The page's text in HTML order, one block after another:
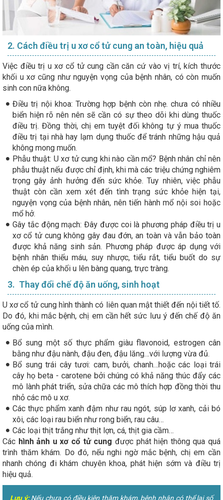
2. Cách điều trị u xơ cổ tử cung an toàn, hiệu quả
Việc điều trị u xơ cổ tử cung cần căn cứ vào vị trí, kích thước
khối u xơ cũng như nguyện vọng của bệnh nhân, có còn muốn
sinh con nữa không.
Điều trị nội khoa: Trường hợp bệnh còn nhẹ. chưa có nhiều
biển hiện rõ nên nên sẽ cần có sự theo dõi khi dùng thuốc
điều trị. Đồng thời, chị em tuyệt đối không tự ý mua thuốc
điều trị tại nhà hay lạm dụng thuốc để tránh những hậu quả
không mong muốn.
Phẫu thuật: U xơ tử cung khi nào cần mổ? Bệnh nhân chỉ nên
phẫu thuật nếu được chỉ định, khi mà các triệu chứng nghiêm
trọng gây ảnh hưởng đến sức khỏe. Tuy nhiên, việc phẫu
thuật còn cần xem xét đến tình trạng sức khỏe hiện tại,
nguyện vọng của bệnh nhân, nên tiến hành mổ nội soi hoặc
mổ hở.
Gây tắc động mạch: Đây được coi là phương pháp điều trị u
xơ cổ tử cung không gây đau đớn, an toàn và vẫn bảo toàn
được khả năng sinh sản. Phương pháp được áp dụng với
bệnh nhân thiếu máu, suy nhược, tiểu rắt, tiểu buốt do sự
chèn ép của khối u lên bàng quang, trực tràng.
3. Thay đổi chế độ ăn uống, sinh hoạt
U xơ cổ tử cung hình thành có liên quan mật thiết đến nội tiết tố.
Do đó, khi mắc bệnh, chị em cần hết sức lưu ý đến chế độ ăn
uống của mình.
Bổ sung một số thực phẩm giàu flavonoid, estrogen cân
bằng như đậu nành, đậu đen, đậu lăng…với lượng vừa đủ.
Bổ sung trái cây tươi: cam, bưởi, chanh…hoặc các loại trái
cây họ beta - carotene bởi chúng có khả năng thúc đẩy các
mô lành phát triển, sửa chữa các mô thích hợp đồng thời thu
nhỏ các mô u xơ.
Các thực phẩm xanh đậm như rau ngót, súp lơ xanh, cải bó
xôi, các loại rau biển như rong biển, rau câu…
Các loại thịt trắng như thịt lợn, cá, thịt gia cầm…
Các hình ảnh u xơ cổ tử cung được phát hiện thông qua quá
trình thăm khám. Do đó, nếu nghi ngờ mắc bệnh, chị em cần
nhanh chóng đi khám chuyên khoa, phát hiện sớm và điều trị
hiệu quả.
Lưu ý:Nếu chưa có điều kiện thăm khám, bệnh nhân có thể lại số